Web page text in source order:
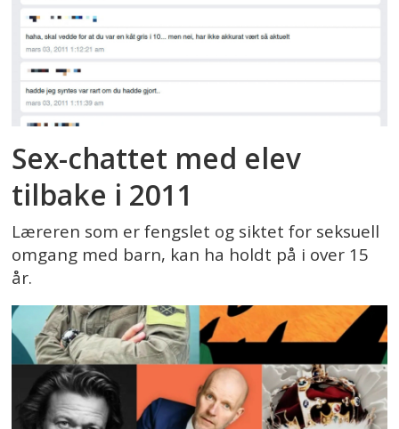
Sex-chattet med elev
tilbake i 2011
Læreren som er fengslet og siktet for seksuell
omgang med barn, kan ha holdt på i over 15
år.